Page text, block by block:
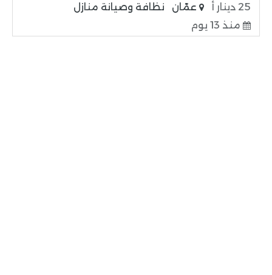
25 دينار أ عمّان
نظافة وصيانة منازل
منذ 13 يوم